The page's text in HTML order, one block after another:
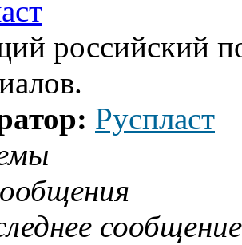
российский
Руспласт
сообщение